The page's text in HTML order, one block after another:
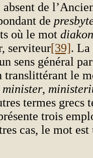
absent de
de
où le mot
serviteur[39].
sens général
translittérant le
minister,
termes grecs
trois
cas, le mot